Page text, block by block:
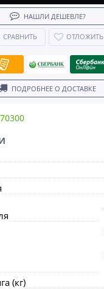
НАШЛИ ДЕШЕВЛЕ?
СРАВНИТЬ ОТЛОЖИТЬ
ПОДРОБНЕЕ О ДОСТАВКЕ
(кг)